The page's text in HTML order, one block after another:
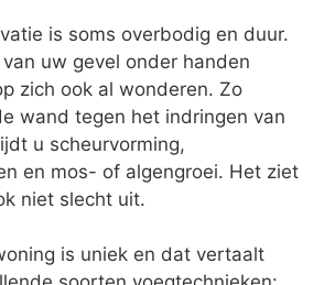
is soms overbodig en duur.
uw gevel onder handen
zich ook al wonderen. Zo
wand tegen het indringen van
u scheurvorming,
en mos- of algengroei. Het ziet
niet slecht uit.
is uniek en dat vertaalt